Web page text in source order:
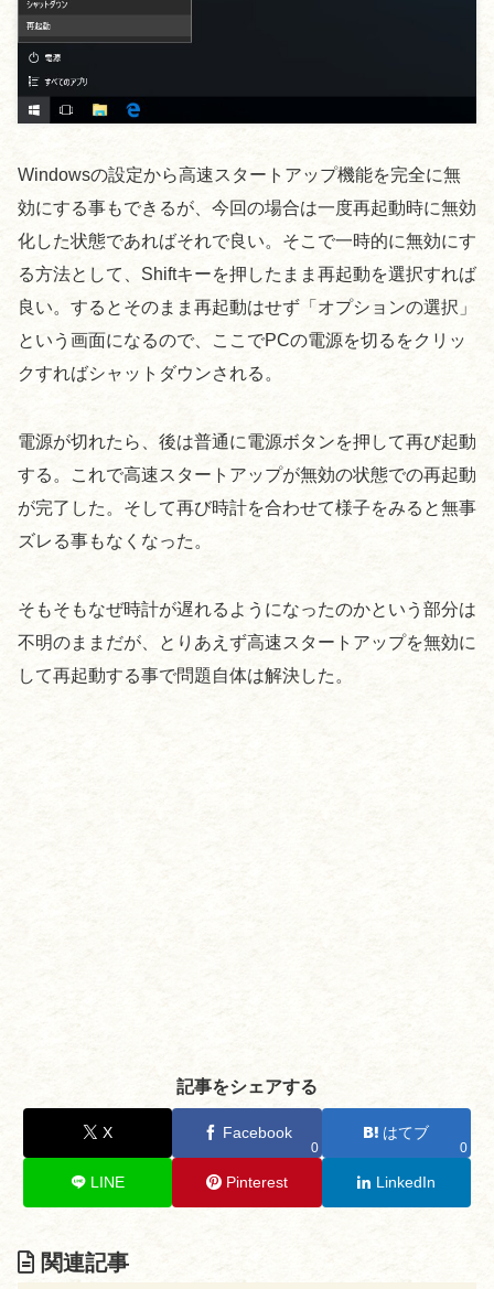
Windowsの設定から高速スタートアップ機能を完全に無
効にする事もできるが、今回の場合は一度再起動時に無効
化した状態であればそれで良い。そこで一時的に無効にす
る方法として、Shiftキーを押したまま再起動を選択すれば
良い。するとそのまま再起動はせず「オプションの選択」
という画面になるので、ここでPCの電源を切るをクリッ
クすればシャットダウンされる。
電源が切れたら、後は普通に電源ボタンを押して再び起動
する。これで高速スタートアップが無効の状態での再起動
が完了した。そして再び時計を合わせて様子をみると無事
ズレる事もなくなった。
そもそもなぜ時計が遅れるようになったのかという部分は
不明のままだが、とりあえず高速スタートアップを無効に
して再起動する事で問題自体は解決した。
記事をシェアする
X Facebook
0
はてブ
0
LINE Pinterest LinkedIn
関連記事